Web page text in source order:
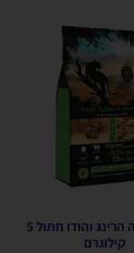
אמברוסיה הרינג והודו חתול 5
קילוגרם